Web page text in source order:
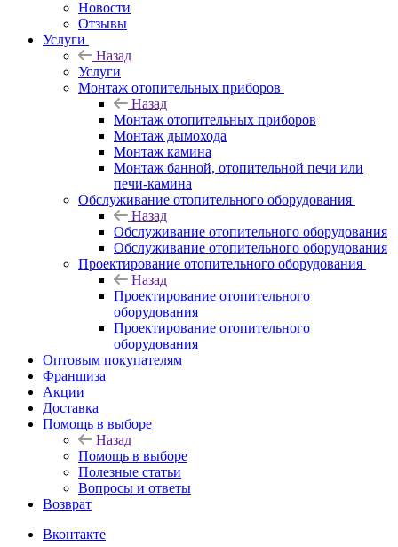
Новости
Отзывы
Услуги
Назад
Услуги
Монтаж отопительных приборов
Назад
Монтаж отопительных приборов
Монтаж дымохода
Монтаж камина
Монтаж банной, отопительной печи или
печи-камина
Обслуживание отопительного оборудования
Назад
Обслуживание отопительного оборудования
Обслуживание отопительного оборудования
Проектирование отопительного оборудования
Назад
Проектирование отопительного
оборудования
Проектирование отопительного
оборудования
Оптовым покупателям
Франшиза
Акции
Доставка
Помощь в выборе
Назад
Помощь в выборе
Полезные статьи
Вопросы и ответы
Возврат
Вконтакте